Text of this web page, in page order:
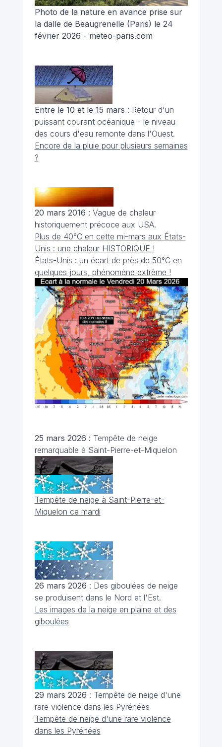
Photo de la nature en avance prise sur
la dalle de Beaugrenelle (Paris) le 24
février 2026 - meteo-paris.com
Entre le 10 et le 15 mars : Retour d'un
puissant courant océanique - le niveau
des cours d'eau remonte dans l'Ouest.
Encore de la pluie pour plusieurs semaines
?
20 mars 2016 : Vague de chaleur
historiquement précoce aux USA.
Plus de 40°C en cette mi-mars aux États-
Unis : une chaleur HISTORIQUE !
États-Unis : un écart de près de 50°C en
quelques jours, phénomène extrême !
25 mars 2026 : Tempête de neige
remarquable à Saint-Pierre-et-Miquelon
Tempête de neige à Saint-Pierre-et-
Miquelon ce mardi
26 mars 2026 : Des giboulées de neige
se produisent dans le Nord et l'Est.
Les images de la neige en plaine et des
giboulées
29 mars 2026 : Tempête de neige d'une
rare violence dans les Pyrénées
Tempête de neige d'une rare violence
dans les Pyrénées